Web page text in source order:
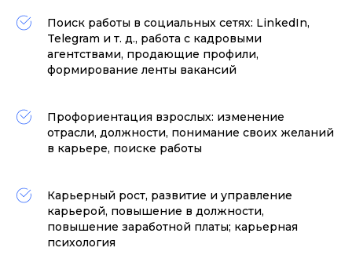
Поиск работы в социальных сетях: LinkedIn,
Telegram и т. д., работа с кадровыми
агентствами, продающие профили,
формирование ленты вакансий
Профориентация взрослых: изменение
отрасли, должности, понимание своих желаний
в карьере, поиске работы
Карьерный рост, развитие и управление
карьерой, повышение в должности,
повышение заработной платы; карьерная
психология